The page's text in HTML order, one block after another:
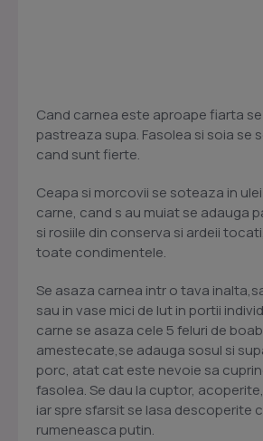
Cand carnea este aproape fiarta
pastreaza supa. Fasolea si soia se
cand sunt fierte.
Ceapa si morcovii se soteaza in
carne, cand s au muiat se adauga
si rosiile din conserva si ardeii
toate condimentele.
Se asaza carnea intr o tava
sau in vase mici de lut in portii
carne se asaza cele 5 feluri de
amestecate,se adauga sosul si
porc, atat cat este nevoie sa
fasolea. Se dau la cuptor,
iar spre sfarsit se lasa descoperite
rumeneasca putin.